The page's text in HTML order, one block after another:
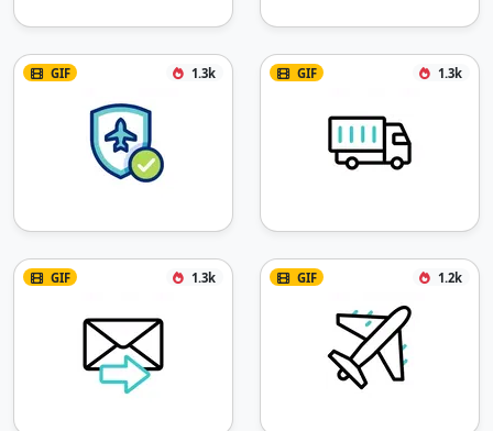
GIF 1.3k GIF 1.3k
GIF 1.3k GIF 1.2k